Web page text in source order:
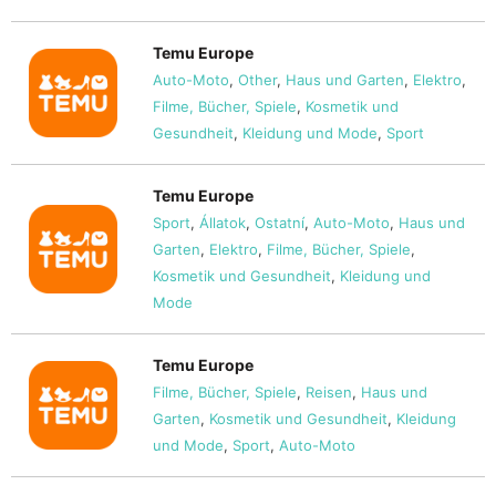
Temu Europe
Auto-Moto, Other, Haus und Garten, Elektro,
Filme, Bücher, Spiele, Kosmetik und
Gesundheit, Kleidung und Mode, Sport
Temu Europe
Sport, Állatok, Ostatní, Auto-Moto, Haus und
Garten, Elektro, Filme, Bücher, Spiele,
Kosmetik und Gesundheit, Kleidung und
Mode
Temu Europe
Filme, Bücher, Spiele, Reisen, Haus und
Garten, Kosmetik und Gesundheit, Kleidung
und Mode, Sport, Auto-Moto